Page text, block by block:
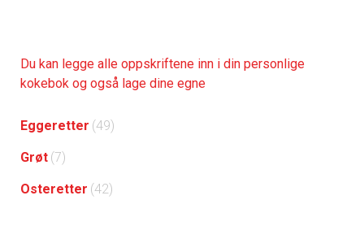
Du kan legge alle oppskriftene inn i din personlige
kokebok og også lage dine egne
Eggeretter (49)
Grøt (7)
Osteretter (42)